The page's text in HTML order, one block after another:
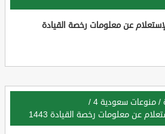
عن معلومات رخصة القيادة
/ منوعات سعودية 4
/
عن معلومات رخصة القيادة 1443